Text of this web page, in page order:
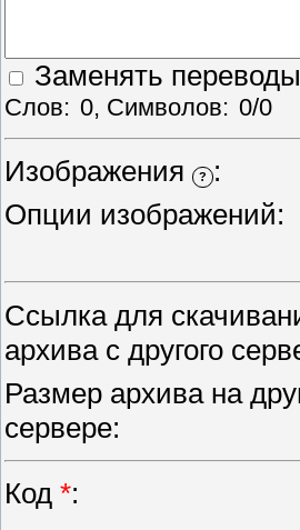
Заменять
Слов: 0, Символов: 0/0
Изображения ? :
Опции изображений:
Ссылка для
архива с другого
Размер архива на
сервере:
Код *: